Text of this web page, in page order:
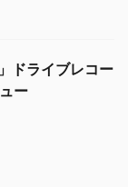
ドライブレコー
ー